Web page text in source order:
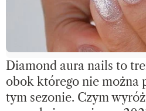
Diamond aura nails to
obok którego nie można
tym sezonie. Czym